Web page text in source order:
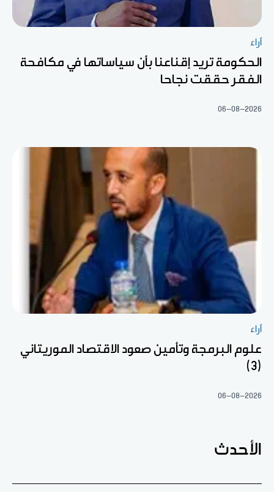
آراء
الحكومة تريد إقناعنا بأن سياساتها في مكافحة
الفقر حققت نجاحا
06-08-2026
آراء
علوم البرمجة وتأمين صعود الاقتصاد الموريتاني
(3)
06-08-2026
الأحدث